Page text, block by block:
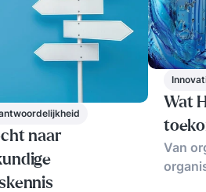
naar
Wat
Van